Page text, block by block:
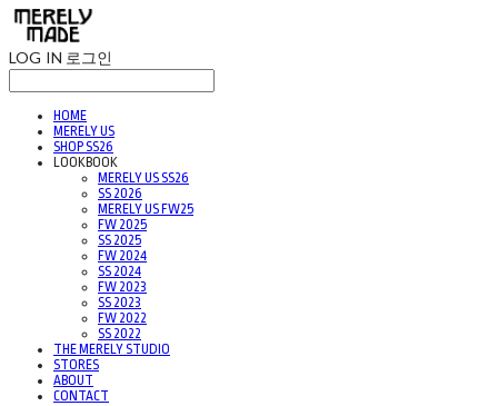
LOG IN 로그인
HOME
MERELY US
SHOP SS26
LOOKBOOK
MERELY US SS26
SS 2026
MERELY US FW25
FW 2025
SS 2025
FW 2024
SS 2024
FW 2023
SS 2023
FW 2022
SS 2022
THE MERELY STUDIO
STORES
ABOUT
CONTACT